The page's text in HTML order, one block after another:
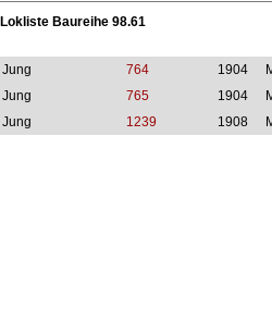
Lokliste Baureihe 98.61
Jung 764 1904
Jung
765 1904
Jung
1239 1908